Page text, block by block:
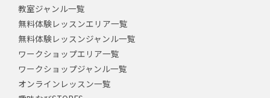
教室ジャンル一覧
無料体験レッスンエリア一覧
無料体験レッスンジャンル一覧
ワークショップエリア一覧
ワークショップジャンル一覧
オンラインレッスン一覧